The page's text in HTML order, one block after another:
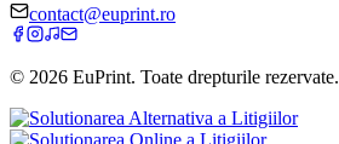
contact@euprint.ro
© 2026 EuPrint. Toate drepturile rezervate.